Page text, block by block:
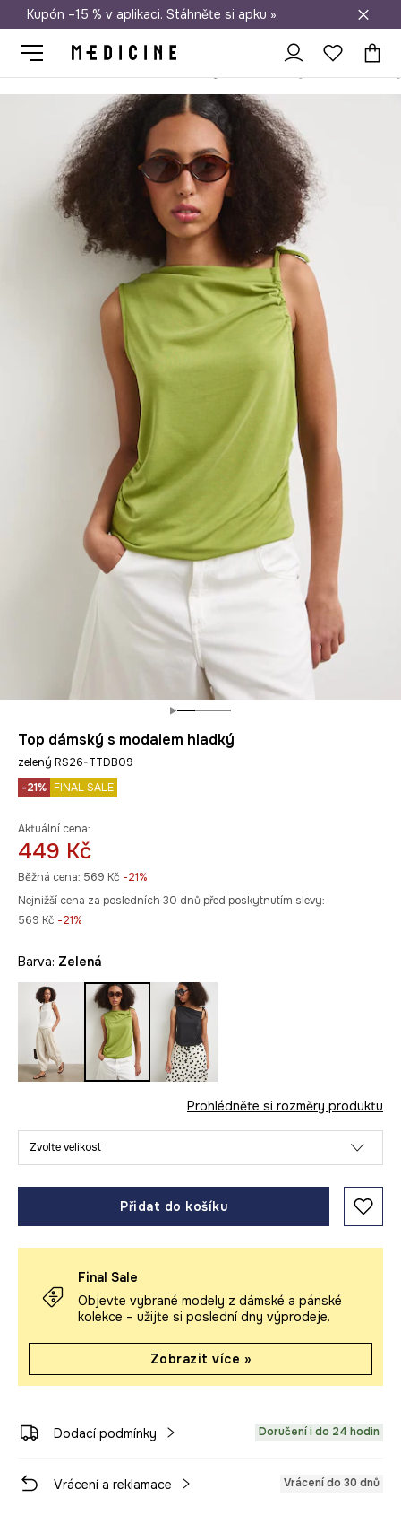
Doprava zdarma při nákupu nad 1 200 Kč
Kupón –15 % v aplikaci. Stáhněte si apku »
Top dámský s modalem hladký
zelený RS26-TTDB09
-21% FINAL SALE
Aktuální cena:
449 Kč
Běžná cena: 569 Kč -21%
Nejnižší cena za posledních 30 dnů před poskytnutím slevy:
569 Kč -21%
Barva: zelená
Prohlédněte si rozměry produktu
Zvolte velikost
Přidat do košíku
Final Sale
Objevte vybrané modely z dámské a pánské
kolekce – užijte si poslední dny výprodeje.
Zobrazit více »
Dodací podmínky Doručení i do 24 hodin
Vrácení a reklamace Vrácení do 30 dnů